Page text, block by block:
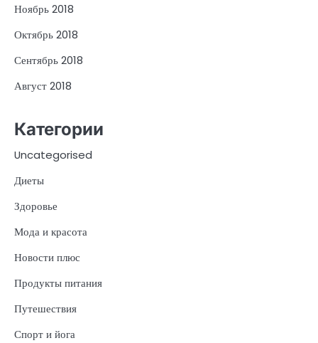
Ноябрь 2018
Октябрь 2018
Сентябрь 2018
Август 2018
Категории
Uncategorised
Диеты
Здоровье
Мода и красота
Новости плюс
Продукты питания
Путешествия
Спорт и йога